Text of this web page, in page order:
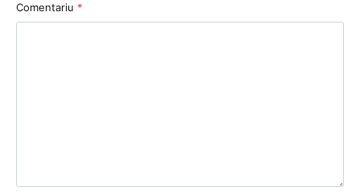
Comentariu *